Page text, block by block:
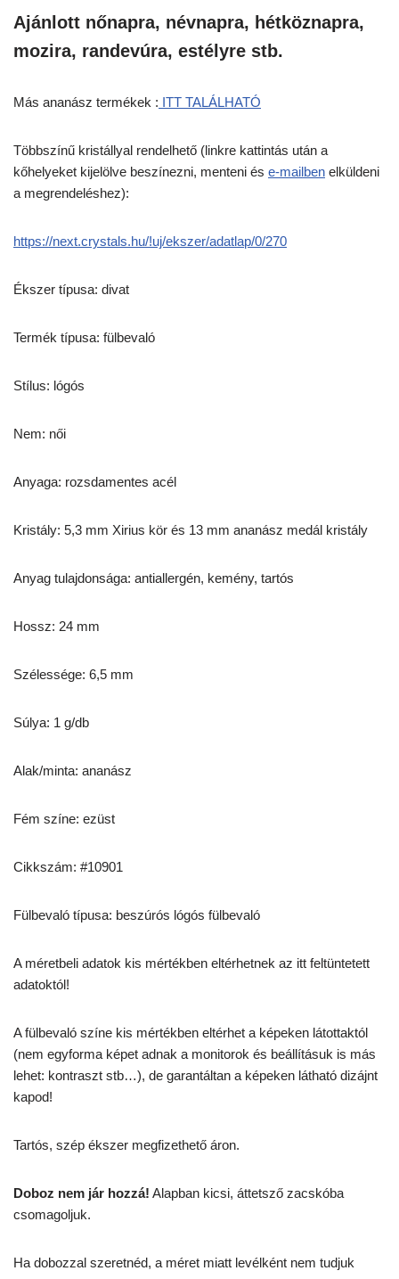
Ajánlott nőnapra, névnapra, hétköznapra,
mozira, randevúra, estélyre stb.
Más ananász termékek : ITT TALÁLHATÓ
Többszínű kristállyal rendelhető (linkre kattintás után a
kőhelyeket kijelölve beszínezni, menteni és e-mailben elküldeni
a megrendeléshez):
https://next.crystals.hu/!uj/ekszer/adatlap/0/270
Ékszer típusa: divat
Termék típusa: fülbevaló
Stílus: lógós
Nem: női
Anyaga: rozsdamentes acél
Kristály: 5,3 mm Xirius kör és 13 mm ananász medál kristály
Anyag tulajdonsága: antiallergén, kemény, tartós
Hossz: 24 mm
Szélessége: 6,5 mm
Súlya: 1 g/db
Alak/minta: ananász
Fém színe: ezüst
Cikkszám: #10901
Fülbevaló típusa: beszúrós lógós fülbevaló
A méretbeli adatok kis mértékben eltérhetnek az itt feltüntetett
adatoktól!
A fülbevaló színe kis mértékben eltérhet a képeken látottaktól
(nem egyforma képet adnak a monitorok és beállításuk is más
lehet: kontraszt stb…), de garantáltan a képeken látható dizájnt
kapod!
Tartós, szép ékszer megfizethető áron.
Doboz nem jár hozzá! Alapban kicsi, áttetsző zacskóba
csomagoljuk.
Ha dobozzal szeretnéd, a méret miatt levélként nem tudjuk